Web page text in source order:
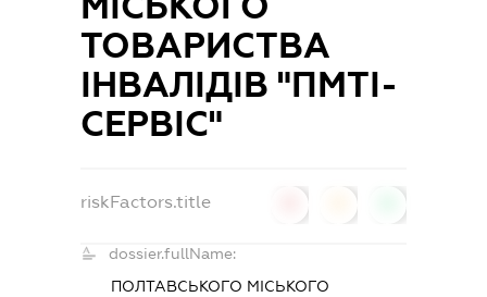
ТОВАРИСТВА
ІНВАЛІДІВ "ПМТІ-
СЕРВІС"
riskFactors.title
dossier.fullName:
ПОЛТАВСЬКОГО МІСЬКОГО